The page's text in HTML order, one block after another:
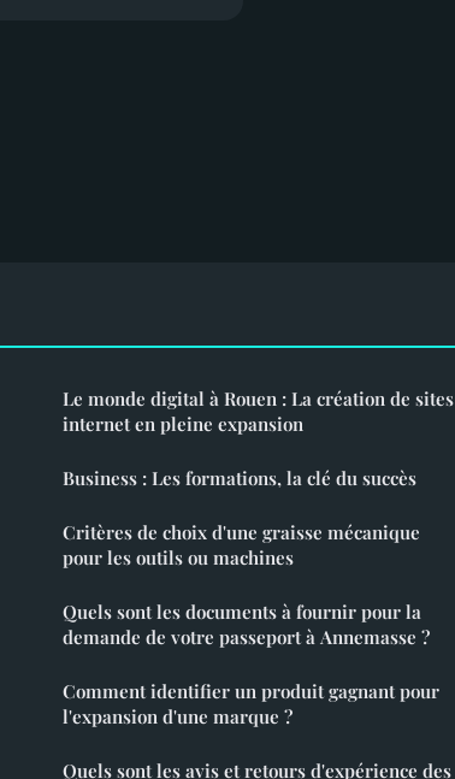
Le monde digital à Rouen : La création de sites
internet en pleine expansion
Business : Les formations, la clé du succès
Critères de choix d'une graisse mécanique
pour les outils ou machines
Quels sont les documents à fournir pour la
demande de votre passeport à Annemasse ?
Comment identifier un produit gagnant pour
l'expansion d'une marque ?
Quels sont les avis et retours d'expérience des